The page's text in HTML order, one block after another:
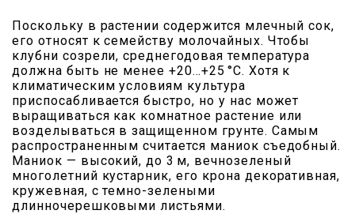
Поскольку в растении содержится млечный сок,
его относят к семейству молочайных. Чтобы
клубни созрели, среднегодовая температура
должна быть не менее +20…+25 °С. Хотя к
климатическим условиям культура
приспосабливается быстро, но у нас может
выращиваться как комнатное растение или
возделываться в защищенном грунте. Самым
распространенным считается маниок съедобный.
Маниок — высокий, до 3 м, вечнозеленый
многолетний кустарник, его крона декоративная,
кружевная, с темно-зелеными
длинночерешковыми листьями.